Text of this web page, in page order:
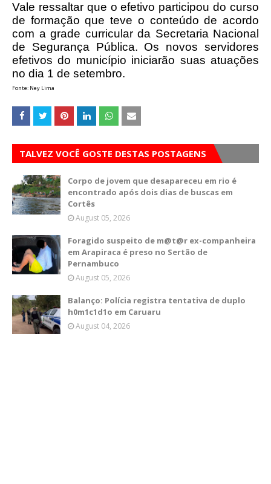
Vale ressaltar que o efetivo participou do curso
de formação que teve o conteúdo de acordo
com a grade curricular da Secretaria Nacional
de Segurança Pública. Os novos servidores
efetivos do município iniciarão suas atuações
no dia 1 de setembro.
Fonte: Ney Lima
TALVEZ VOCÊ GOSTE DESTAS POSTAGENS
Corpo de jovem que desapareceu em rio é
encontrado após dois dias de buscas em
Cortês
August 05, 2026
Foragido suspeito de m@t@r ex-companheira
em Arapiraca é preso no Sertão de
Pernambuco
August 05, 2026
Balanço: Polícia registra tentativa de duplo
h0m1c1d1o em Caruaru
August 04, 2026